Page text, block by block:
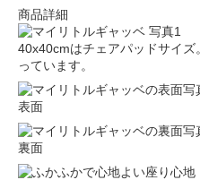
商品詳細
40x40cmはチェアパッドサイ
っています。
表面
裏面